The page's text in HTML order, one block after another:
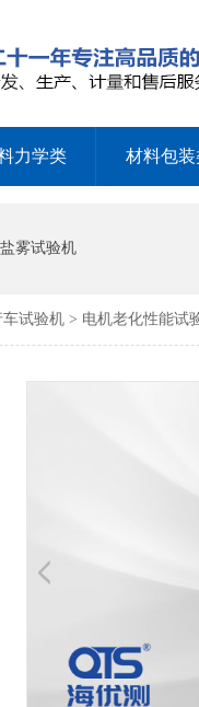
力学类 材料包装
盐雾试验机
车试验机 > 电机老化性能试